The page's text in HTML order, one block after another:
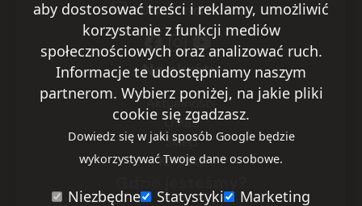
sklep@fotelik.info.pl
Na skróty
Aktualności
O nas
Sklep
Kontakt
aby dostosować treści i reklamy, umożliwić
korzystanie z funkcji mediów
społecznościowych oraz analizować ruch.
Informacje te udostępniamy naszym
partnerom. Wybierz poniżej, na jakie pliki
cookie się zgadzasz.
Dowiedz się w jaki sposób Google będzie
wykorzystywać Twoje dane osobowe.
Niezbędne Statystyki Marketing